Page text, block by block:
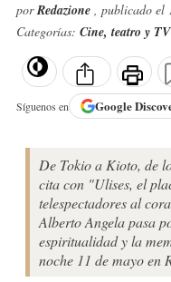
porRedazione , publicado el
Categorías: Cine, teatro y
Síguenos en Google
De Tokio a Kioto, de
cita con "Ulises, el
telespectadores al
Alberto Angela pasa
espiritualidad y la
noche 11 de mayo en